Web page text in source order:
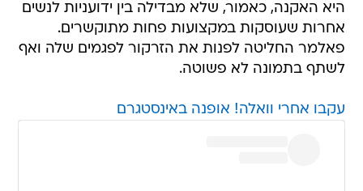
היא האקנה, כאמור, שלא מבדילה בין ידועניות לנשים
אחרות שעוסקות במקצועות פחות מתוקשרים.
פאלמר החליטה לפנות את הזרקור לפגמים שלה ואף
לשתף בתמונה לא פשוטה.
עקבו אחרי וואלה! אופנה באינסטגרם